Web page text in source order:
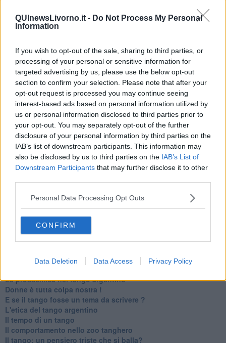
QUInewsLivorno.it - Do Not Process My Personal
Information
If you wish to opt-out of the sale, sharing to third parties, or
processing of your personal or sensitive information for
targeted advertising by us, please use the below opt-out
section to confirm your selection. Please note that after your
opt-out request is processed you may continue seeing
interest-based ads based on personal information utilized by
us or personal information disclosed to third parties prior to
your opt-out. You may separately opt-out of the further
disclosure of your personal information by third parties on the
IAB’s list of downstream participants. This information may
also be disclosed by us to third parties on the IAB’s List of
Downstream Participants that may further disclose it to other
Personal Data Processing Opt Outs
CONFIRM
Data Deletion Data Access Privacy Policy
Basta cliccareQUI
Articoli dal Blog “Parole milonguere” di Maria Caruso
Diario di una tanghera
Il tanguero che entra in pista
Sedotti e abbandonati nel tango argentino
Personalità tanguera
Il kamasutango
Dove andiamo stasera?
10 cose da non dire a fine tanda
Il tanghero odioso
Mirare con la PNL
La prima volta
Il potere delle tangueras
Il tango genera emozioni positive
10 regole tanguere che dovremmo imparare
Legge 104: agevolazione per tangueri
I buoni maestri
La prossemica nel tango argentino
Donne è tutta colpa nostra !
E se il tango fosse un tema da scrivere ?
L'etica del tango argentino
Il tempo di un tango
Il comportamento nello zoo tanghero
Il tango: un pensiero triste che si balla?